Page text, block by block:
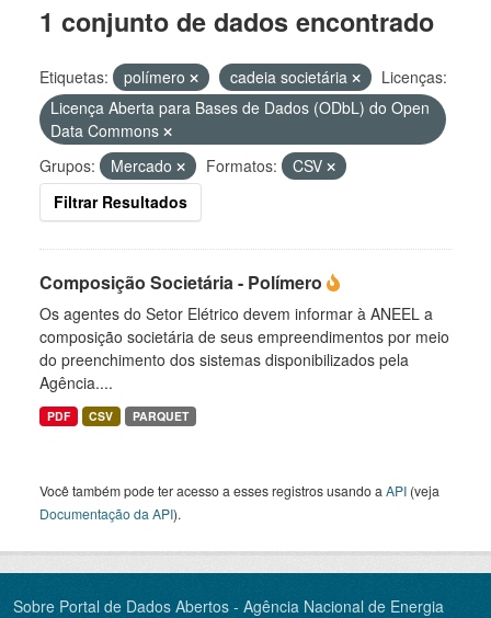
1 conjunto de dados encontrado
Etiquetas: polímero cadeia societária
Licenças:
Licença Aberta para Bases de Dados (ODbL) do Open
Data Commons
Grupos:
Mercado Formatos:
CSV
Filtrar Resultados
Composição Societária - Polímero
Os agentes do Setor Elétrico devem informar à ANEEL a
composição societária de seus empreendimentos por meio
do preenchimento dos sistemas disponibilizados pela
Agência....
PDF CSV PARQUET
Você também pode ter acesso a esses registros usando a API (veja
Documentação da API).
Sobre Portal de Dados Abertos - Agência Nacional de Energia